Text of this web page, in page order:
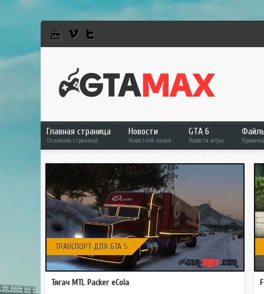
Главная страница
Основная страница
Новости
Новостной архив
GTA 6
GTA 5
GTA Online
RDR 2
GTA 6
Новости игры
ТРАНСПОРТ ДЛЯ GTA 5
Тягач MTL Packer eCola